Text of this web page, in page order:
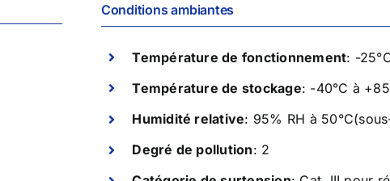
Conditions ambiantes
Température de fonctionnement: -
Température de stockage: -40°C à
Humidité relative: 95% RH à
Degré de pollution: 2